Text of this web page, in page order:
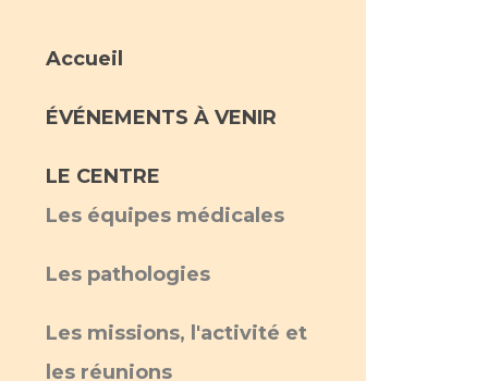
qualité et de sécurité des soins
données
en santé à l’AP-HM
sans tabac
conclus
Accueil
ÉVÉNEMENTS À VENIR
LE CENTRE
Les équipes médicales
Les pathologies
Les missions, l'activité et
les réunions